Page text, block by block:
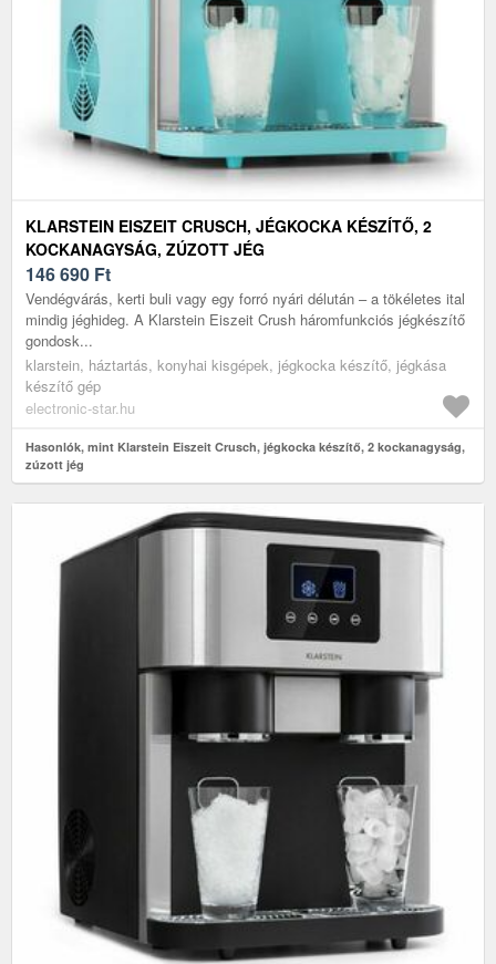
KLARSTEIN EISZEIT CRUSCH, JÉGKOCKA KÉSZÍTŐ, 2
KOCKANAGYSÁG, ZÚZOTT JÉG
146 690 Ft
Vendégvárás, kerti buli vagy egy forró nyári délután – a tökéletes ital
mindig jéghideg. A Klarstein Eiszeit Crush háromfunkciós jégkészítő
gondosk...
klarstein, háztartás, konyhai kisgépek, jégkocka készítő, jégkása
készítő gép
electronic-star.hu
Hasonlók, mint Klarstein Eiszeit Crusch, jégkocka készítő, 2 kockanagyság,
zúzott jég